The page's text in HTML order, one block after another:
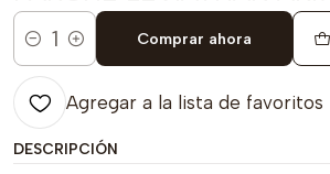
Cantidad
Comprar ahora
Agregar a la lista de favoritos
DESCRIPCIÓN